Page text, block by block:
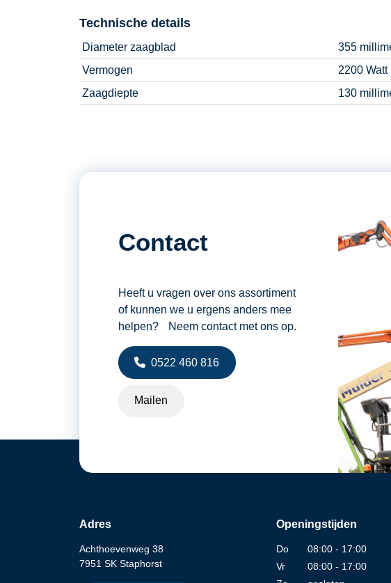
Technische details
Diameter zaagblad
355
Vermogen
2200 Watt
Zaagdiepte
130
Contact
Heeft u vragen over ons assortiment
of kunnen we u ergens anders mee
helpen? Neem contact met ons op.
0522 460 816
Mailen
Adres
Achthoevenweg 38
7951 SK Staphorst
Openingstijden
Do
08:00 - 17:00
Vr
08:00 - 17:00